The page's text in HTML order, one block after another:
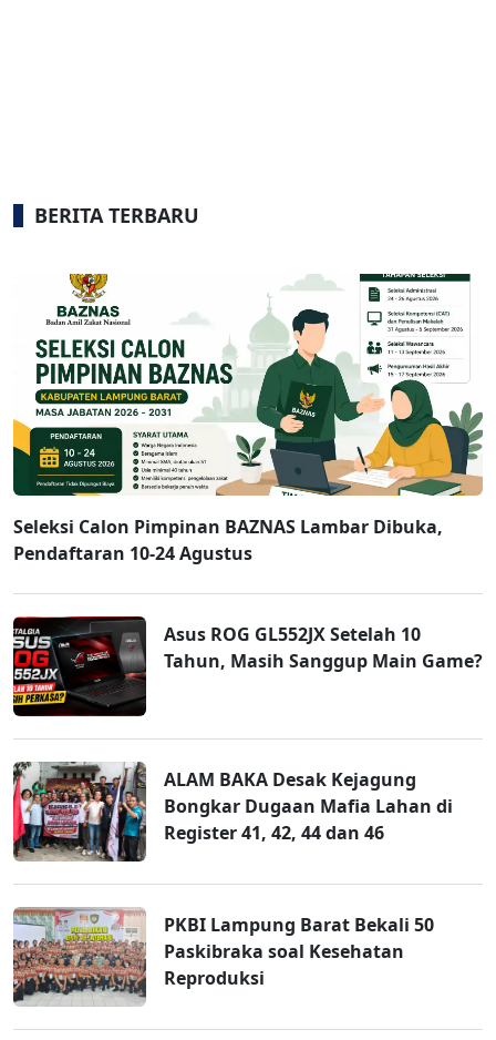
BERITA TERBARU
Seleksi Calon Pimpinan BAZNAS Lambar Dibuka,
Pendaftaran 10-24 Agustus
Asus ROG GL552JX Setelah 10
Tahun, Masih Sanggup Main Game?
ALAM BAKA Desak Kejagung
Bongkar Dugaan Mafia Lahan di
Register 41, 42, 44 dan 46
PKBI Lampung Barat Bekali 50
Paskibraka soal Kesehatan
Reproduksi